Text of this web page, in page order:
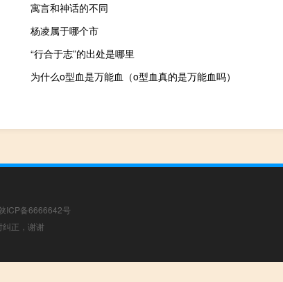
寓言和神话的不同
杨凌属于哪个市
“行合于志”的出处是哪里
为什么o型血是万能血（o型血真的是万能血吗）
ICP备6666642号
正，谢谢